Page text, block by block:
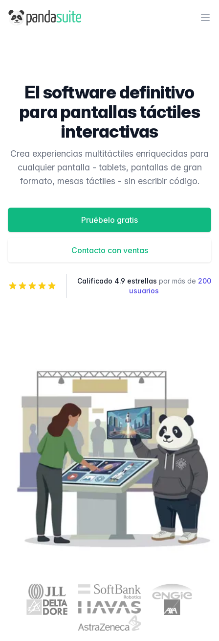
PandaSuite
El software definitivo
para pantallas táctiles
interactivas
Crea experiencias multitáctiles enriquecidas para
cualquier pantalla - tablets, pantallas de gran
formato, mesas táctiles - sin escribir código.
Pruébelo gratis
Contacto con ventas
Calificado 4.9 estrellas por más de 200
usuarios